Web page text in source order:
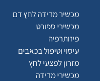
מכשיר מדידה לחץ דם
מכשירי ספורט
פיזותרפיה
עיסוי וטיפול בכאבים
מזרון לפצעי לחץ
מכשירי מדידה